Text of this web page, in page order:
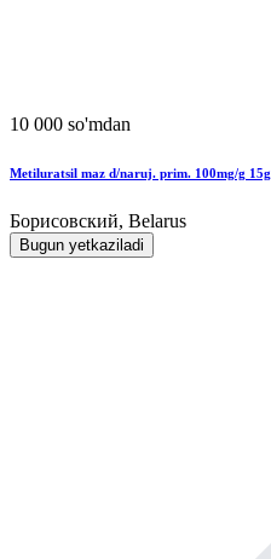
10 000 so'mdan
Metiluratsil maz d/naruj. prim. 100mg/g 15g
Борисовский, Belarus
Bugun yetkaziladi